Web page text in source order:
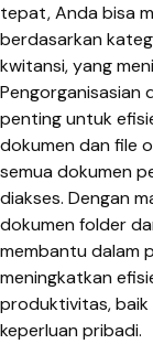
tepat, Anda bisa
berdasarkan
kwitansi, yang
Pengorganisasian
penting untuk
dokumen dan file
semua dokumen
diakses. Dengan
dokumen folder
membantu dalam
meningkatkan
produktivitas,
keperluan pribadi.